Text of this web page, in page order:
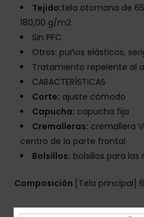
Tejido:tela otomana de
180,00 g/m2
Sin PFC
Otros: puños elásticos,
Tratamiento repelente al
CARACTERÍSTICAS
Corte: ajuste cómodo
Capucha: capucha fija
Cremalleras: cremallera
centro de la parte frontal
Bolsillos: bolsillos para las
Composición [Tela principal]